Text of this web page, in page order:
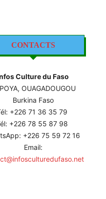
CONTACTS
Culture du Faso
OUAGADOUGOU
Burkina Faso
+22671 36 35 79
+226 78 55 87 98
+226 75 59 72 16
Email: